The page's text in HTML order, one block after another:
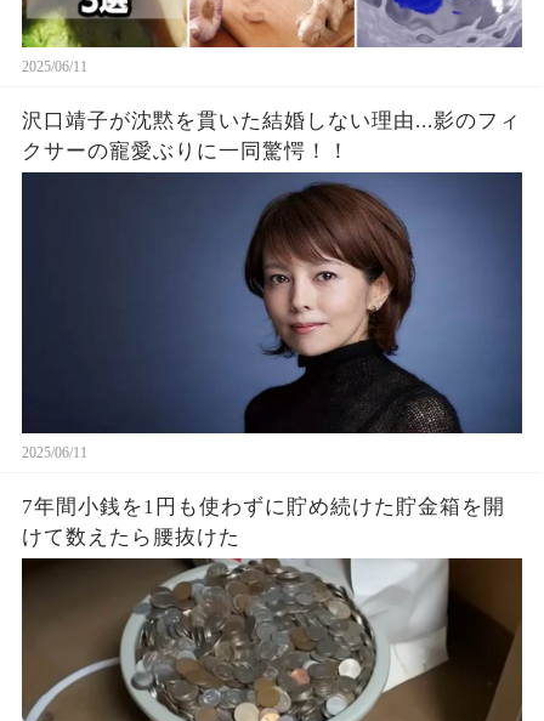
2025/06/11
沢口靖子が沈黙を貫いた結婚しない理由...影のフィ
クサーの寵愛ぶりに一同驚愕！！
2025/06/11
7年間小銭を1円も使わずに貯め続けた貯金箱を開
けて数えたら腰抜けた